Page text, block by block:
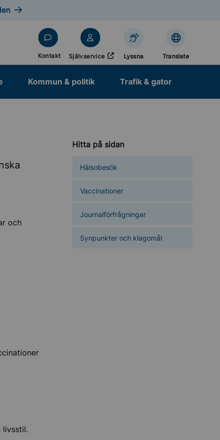
Kontakt Självservice
Öppnas i nytt fönster
Lyssna Translate
Kommun & politik Trafik & gator
Hitta på sidan
Hälsobesök
Vaccinationer
Journalförfrågningar
Synpunkter och klagomål
och
livsstil.